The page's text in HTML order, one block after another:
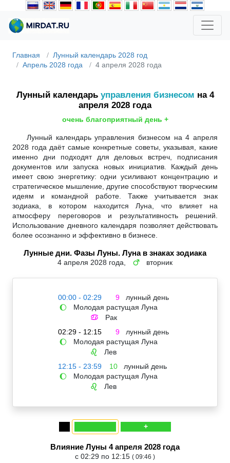
Главная
Лунный календарь 2028 год
Апрель 2028 года
4 апреля 2028 года
Лунный календарь управления бизнесом на 4
апреля 2028 года
очень благоприятный день +
Лунный календарь управления бизнесом на 4 апреля
2028 года даёт самые конкретные советы, указывая, какие
именно дни подходят для деловых встреч, подписания
документов или запуска новых инициатив. Каждый день
имеет свою энергетику: одни усиливают концентрацию и
стратегическое мышление, другие способствуют творческим
идеям и командной работе. Также учитывается знак
зодиака, в котором находится Луна, что влияет на
атмосферу переговоров и результативность решений.
Использование дневного календаря позволяет действовать
более осознанно и эффективно в бизнесе.
Лунные дни. Фазы Луны. Луна в знаках зодиака
4 апреля 2028 года, ♂ вторник
00:00 - 02:29 9 лунный день
🌔 Молодая растущая Луна
♋
Рак
02:29 - 12:15
9 лунный день
🌔 Молодая растущая Луна
♌
Лев
12:15 - 23:59
10 лунный день
🌔 Молодая растущая Луна
♌ Лев
+
Влияние Луны 4 апреля 2028 года
с 02:29 по 12:15 ( 09:46 )